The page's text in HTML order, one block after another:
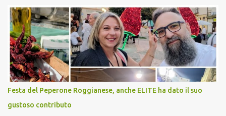
pranzo, racconta un po'! Perchè io avrò ospiti e cerco degli spunti...
Cuocapercaso : A dire il vero domenica prossima non preparo
nulla perché vado al Pranzo Aziendale di fine anno organizzato dai
mie capi! CoCo : Pranzo aziendale? Una bella idea! Cuocapercaso :
si, è un modo per riunirsi tutti a fine anno e tirare le somme…
naturalmente mangiando tutti insieme, con grande convivialità!
CoCo : è naturale il cibo, come sappiamo bene, funziona spesso da
collante e anche nel lavoro riesce a creare spesso l’ambiente
favorevole per molte belle opportunità, non trovi? Cuocapercaso :
Festa del Peperone Roggianese, anche ELITE ha dato il suo
gustoso contributo